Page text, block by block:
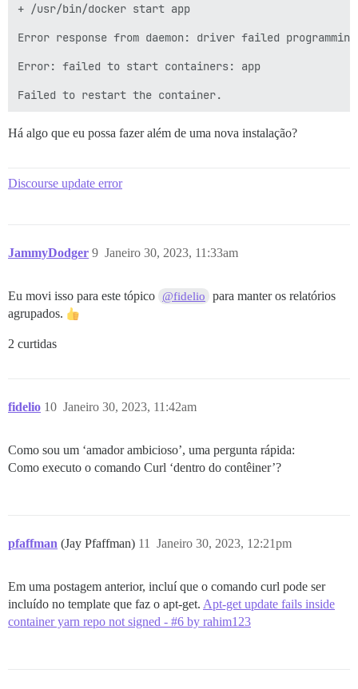
+ /usr/bin/docker start app
Error response from daemon: driver failed
Error: failed to start containers: app
Há algo que eu possa fazer além de uma nova instalação?
Discourse update error
JammyDodger Janeiro 30, 2023, 11:33am
9
Eu movi isso para este tópico @fidelio
para manter os relatórios
agrupados.
2 curtidas
fidelio Janeiro 30, 2023, 11:42am
10
Como sou um ‘amador ambicioso’, uma pergunta rápida:
Como executo o comando Curl ‘dentro do contêiner’?
pfaffman (Jay Pfaffman) Janeiro 30, 2023, 12:21pm
11
Em uma postagem anterior, incluí que o comando curl pode ser
incluído no template que faz o apt-get. Apt-get update fails inside
container yarn repo not signed - #6 by rahim123